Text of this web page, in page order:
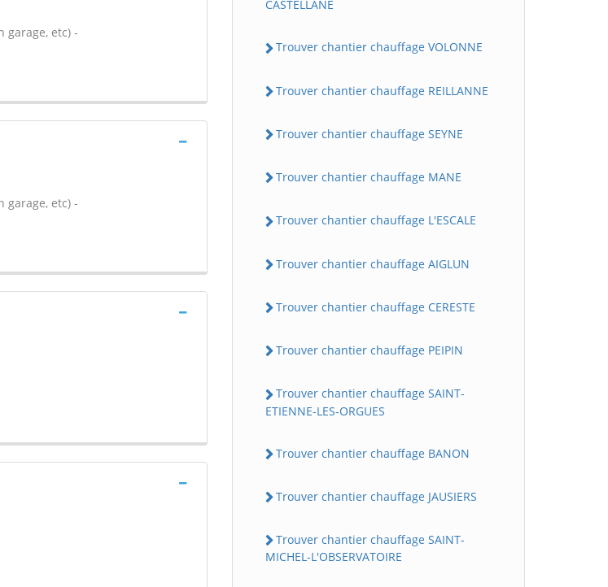
garage, etc) -
garage, etc) -
CASTELLANE
Trouver chantier chauffage VOLONNE
Trouver chantier chauffage REILLANNE
Trouver chantier chauffage SEYNE
Trouver chantier chauffage MANE
Trouver chantier chauffage L'ESCALE
Trouver chantier chauffage AIGLUN
Trouver chantier chauffage CERESTE
Trouver chantier chauffage PEIPIN
Trouver chantier chauffage SAINT-
ETIENNE-LES-ORGUES
Trouver chantier chauffage BANON
Trouver chantier chauffage JAUSIERS
Trouver chantier chauffage SAINT-
MICHEL-L'OBSERVATOIRE